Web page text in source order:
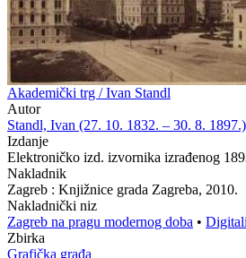
Akademički trg / Ivan Standl
Autor
Standl, Ivan (27. 10. 1832. – 30. 8. 1897.)
Izdanje
Elektroničko izd. izvornika izrađenog
Nakladnik
Zagreb : Knjižnice grada Zagreba, 2010.
Nakladnički niz
Zagreb na pragu modernog doba •
Zbirka
Grafička građa